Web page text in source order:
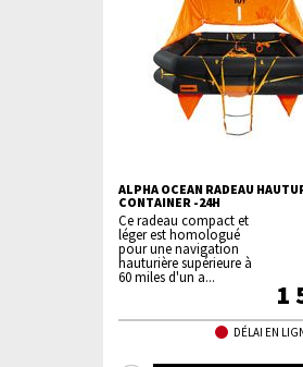
ALPHA OCEAN RADEAU
CONTAINER -24H
Ce radeau compact et
léger est homologué
pour une navigation
hauturière supérieure à
60 miles d'un a...
1
DÉLAI EN